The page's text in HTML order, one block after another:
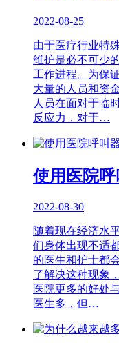
2022-08-25
由于医疗行业特
维护是必不可少
工作进程。为保
大量的人员和资
人员在面对于临
反应力，对于…
使用医院
2022-08-30
随着现在经济水
们身体出现不适
的医生和护士都
了解决这种现象
医院更多的好处
医生多，但…